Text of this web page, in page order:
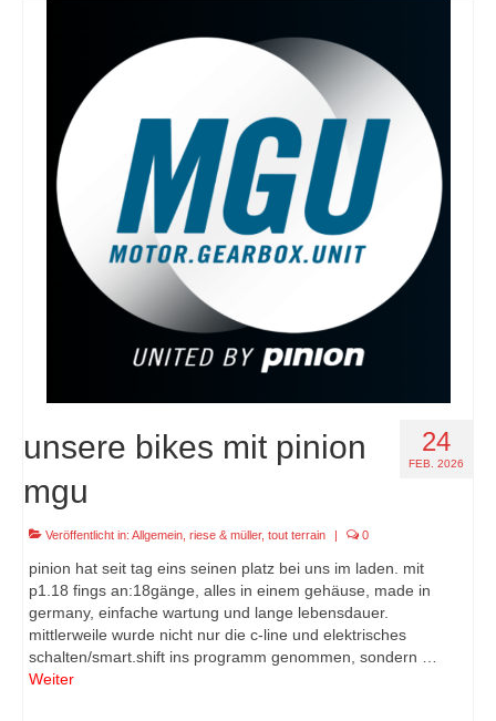
24
FEB. 2026
unsere bikes mit pinion
mgu
Veröffentlicht in: Allgemein riese & müller, tout terrain | 0
pinion hat seit tag eins seinen platz bei uns im laden. mit
p1.18 fings an:18gänge, alles in einem gehäuse, made in
germany, einfache wartung und lange lebensdauer.
mittlerweile wurde nicht nur die c-line und elektrisches
schalten/smart.shift ins programm genommen, sondern …
Weiter